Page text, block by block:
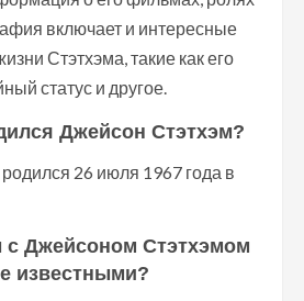
включает и интересные
Стэтхэма, такие как его
статус и другое.
Джейсон Стэтхэм?
26 июля 1967 года в
Джейсоном Стэтхэмом
известными?